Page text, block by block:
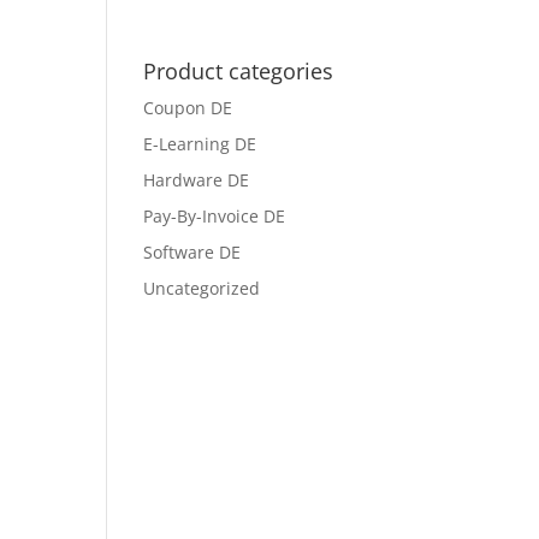
Product categories
Coupon DE
E-Learning DE
Hardware DE
Pay-By-Invoice DE
Software DE
Uncategorized